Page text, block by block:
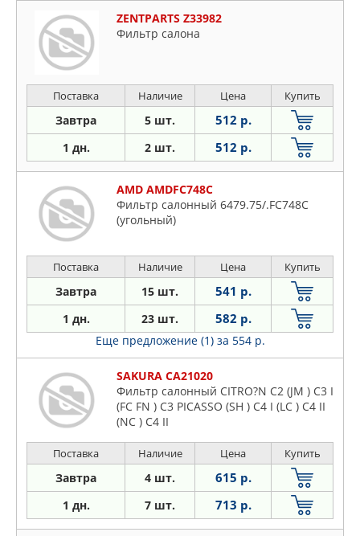
ZENTPARTS Z33982
Фильтр салона
Поставка Наличие Цена Купить
Завтра 5 шт. 512 р.
1 дн. 2 шт. 512 р.
AMD AMDFC748C
Фильтр салонный 6479.75/.FC748C
(угольный)
Поставка Наличие Цена Купить
Завтра 15 шт. 541 р.
1 дн. 23 шт. 582 р.
Еще предложение (1) за 554 р.
SAKURA CA21020
Фильтр салонный CITRO?N C2 (JM ) C3 I
(FC FN ) C3 PICASSO (SH ) C4 I (LC ) C4 II
(NC ) C4 II
Поставка Наличие Цена Купить
Завтра 4 шт. 615 р.
1 дн. 7 шт. 713 р.